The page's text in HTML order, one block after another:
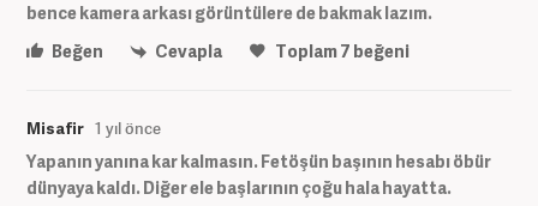
bence kamera arkası görüntülere de bakmak lazım.
Beğen
Cevapla Toplam7 beğeni
Misafir 1 yıl önce
Yapanın yanına kar kalmasın. Fetöşün başının hesabı öbür
dünyaya kaldı. Diğer ele başlarının çoğu hala hayatta.